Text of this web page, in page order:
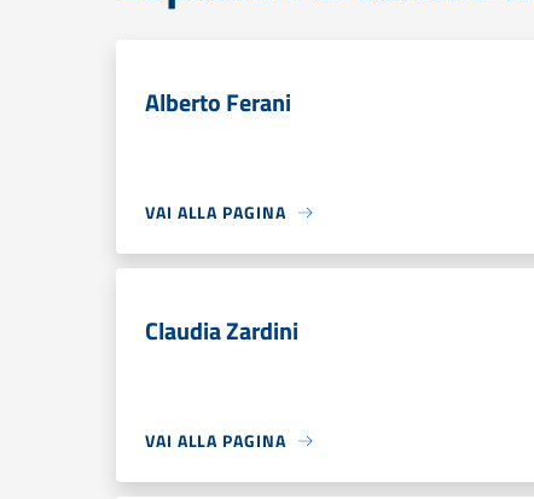
Alberto Ferani
VAI ALLA PAGINA
Claudia Zardini
VAI ALLA PAGINA